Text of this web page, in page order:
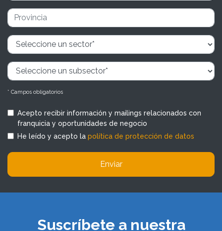
* Campos obligatorios
Acepto recibir información y mailings relacionados con
franquicia y oportunidades de negocio
He leído y acepto la política de protección de datos
Enviar
Suscríbete a nuestra